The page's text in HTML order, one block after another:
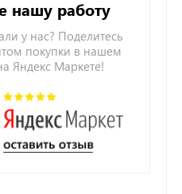
нашу работу
у нас? Поделитесь
покупки в нашем
Яндекс Маркете!